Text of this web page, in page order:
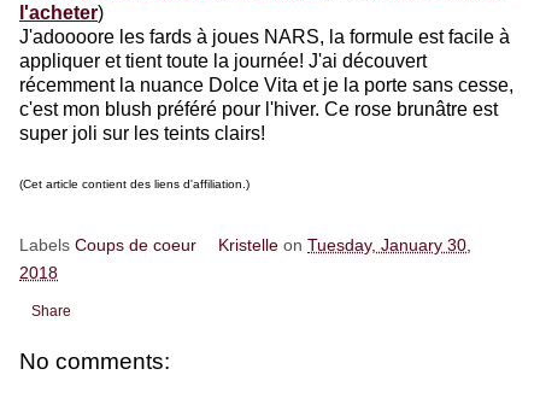
l'acheter)
J'adoooore les fards à joues NARS, la formule est facile à
appliquer et tient toute la journée! J'ai découvert
récemment la nuance Dolce Vita et je la porte sans cesse,
c'est mon blush préféré pour l'hiver. Ce rose brunâtre est
super joli sur les teints clairs!
(Cet article contient des liens d'affiliation.)
Labels Coups de coeur Kristelle onTuesday, January 30,
2018
Share
No comments: